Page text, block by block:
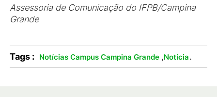
Assessoria de Comunicação do IFPB/Campina
Grande
Tags : Notícias Campus Campina Grande ,Notícia.